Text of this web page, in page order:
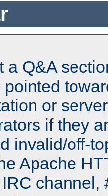
a Q&A
pointed
or
if they
invalid/off-
Apache
channel,